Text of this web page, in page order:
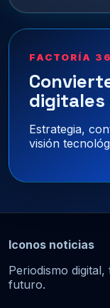
FACTORÍA
Estrategia,
visión
Iconos noticias
Periodismo
futuro.